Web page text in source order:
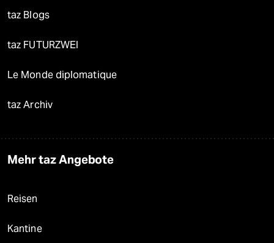
taz Blogs
taz FUTURZWEI
Le Monde diplomatique
taz Archiv
Mehr taz Angebote
Reisen
Kantine